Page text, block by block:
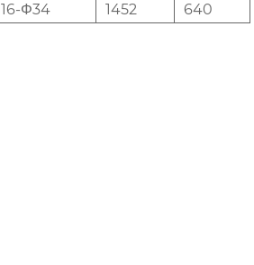
16-Φ34 1452 640